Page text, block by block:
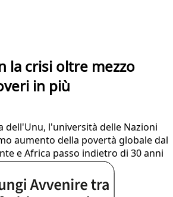
la crisi oltre mezzo
in più
dell'Unu, l'università delle Nazioni
aumento della povertà globale dal
e Africa passo indietro di 30 anni